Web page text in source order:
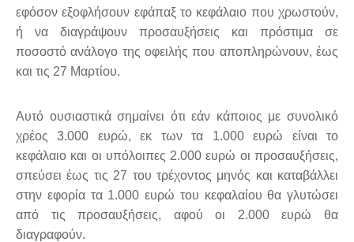
εφόσον εξοφλήσουν εφάπαξ το κεφάλαιο που χρωστούν,
ή να διαγράψουν προσαυξήσεις και πρόστιμα σε
ποσοστό ανάλογο της οφειλής που αποπληρώνουν, έως
και τις 27 Μαρτίου.
Αυτό ουσιαστικά σημαίνει ότι εάν κάποιος με συνολικό
χρέος 3.000 ευρώ, εκ των τα 1.000 ευρώ είναι το
κεφάλαιο και οι υπόλοιπες 2.000 ευρώ οι προσαυξήσεις,
σπεύσει έως τις 27 του τρέχοντος μηνός και καταβάλλει
στην εφορία τα 1.000 ευρώ του κεφαλαίου θα γλυτώσει
από τις προσαυξήσεις, αφού οι 2.000 ευρώ θα
διαγραφούν.